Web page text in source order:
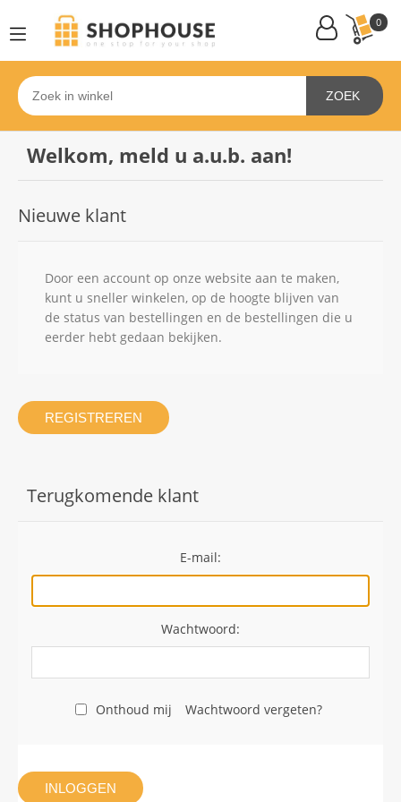
0
ZOEK
Welkom, meld u a.u.b. aan!
Nieuwe klant
Door een account op onze website aan te maken,
kunt u sneller winkelen, op de hoogte blijven van
de status van bestellingen en de bestellingen die u
eerder hebt gedaan bekijken.
REGISTREREN
Terugkomende klant
E-mail:
Wachtwoord:
Onthoud mij Wachtwoord vergeten?
INLOGGEN